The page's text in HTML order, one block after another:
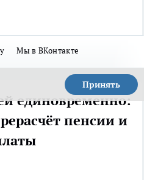
Мы в ВКонтакте
Принять
единовременно:
пенсии и